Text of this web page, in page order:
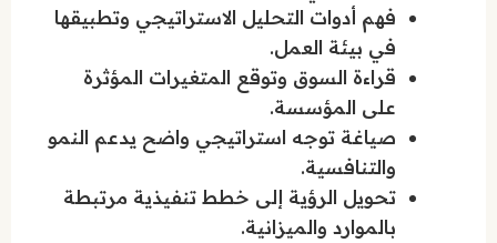
فهم أدوات التحليل الاستراتيجي وتطبيقها
في بيئة العمل.
قراءة السوق وتوقع المتغيرات المؤثرة
على المؤسسة.
صياغة توجه استراتيجي واضح يدعم النمو
والتنافسية.
تحويل الرؤية إلى خطط تنفيذية مرتبطة
بالموارد والميزانية.